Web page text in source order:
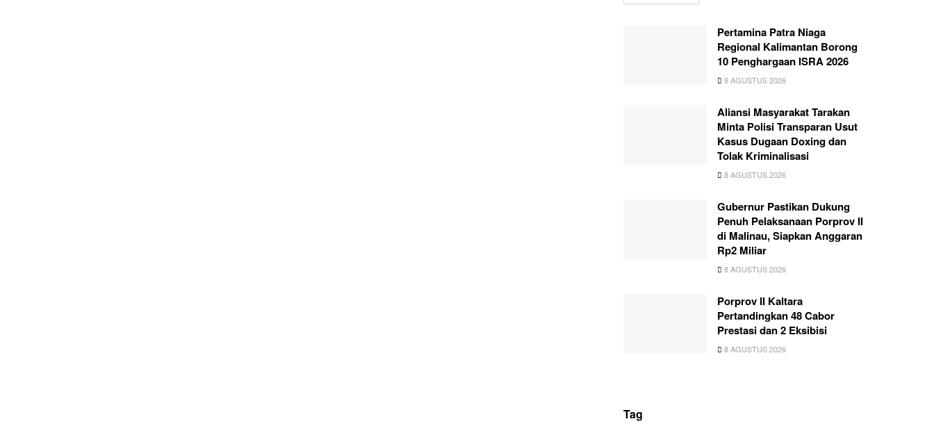
Pertamina Patra Niaga
Regional Kalimantan Borong
10 Penghargaan ISRA 2026
9 AGUSTUS 2026
Aliansi Masyarakat Tarakan
Minta Polisi Transparan Usut
Kasus Dugaan Doxing dan
Tolak Kriminalisasi
8 AGUSTUS 2026
Gubernur Pastikan Dukung
Penuh Pelaksanaan Porprov II
di Malinau, Siapkan Anggaran
Rp2 Miliar
8 AGUSTUS 2026
Porprov II Kaltara
Pertandingkan 48 Cabor
Prestasi dan 2 Eksibisi
8 AGUSTUS 2026
Tag